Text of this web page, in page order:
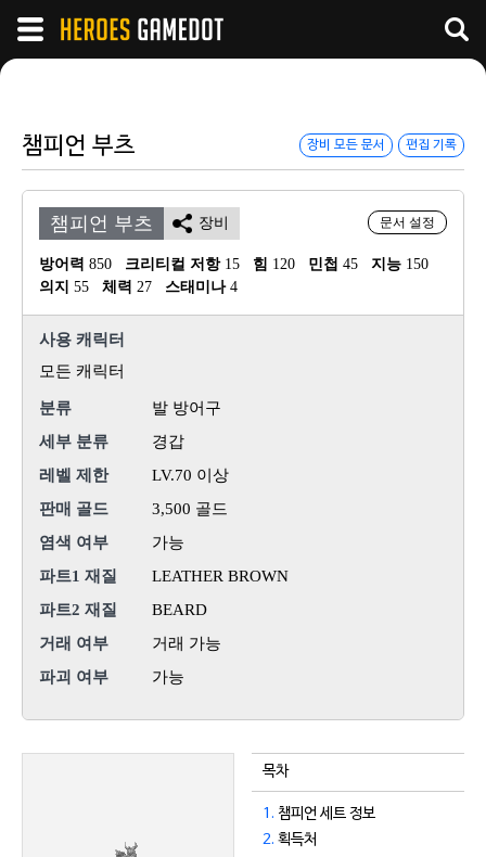
챔피언 부츠 장비 모든 문서 편집 기록
문서 설정
챔피언 부츠 장비
방어력 850 크리티컬 저항 15 힘 120 민첩 45 지능 150
의지 55 체력 27 스태미나 4
사용 캐릭터
모든 캐릭터
분류
발 방어구
세부 분류
경갑
레벨 제한
LV.70 이상
판매 골드
3,500 골드
염색 여부
가능
파트1 재질
LEATHER BROWN
파트2 재질
BEARD
거래 여부
거래 가능
파괴 여부
가능
목차
1. 챔피언 세트 정보
2. 획득처